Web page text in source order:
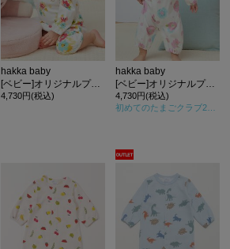
hakka baby
[ベビー]オリジナルプリント長袖2WAYカバーオール
4,730円(税込)
hakka baby
[ベビー]オリジナルプリント長袖2WAYカバーオール
4,730円(税込)
初めてのたまごクラブ2024年冬号